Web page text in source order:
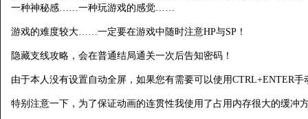
一种神秘感……一种玩游戏的感觉……
游戏的难度较大……一定要在游戏中随时注意HP与SP！
隐藏支线攻略，会在普通结局通关一次后告知密码！
由于本人没有设置自动全屏，如果您有需要可以使用CTRL+ENTER手
特别注意一下，为了保证动画的连贯性我使用了占用内存很大的缓冲